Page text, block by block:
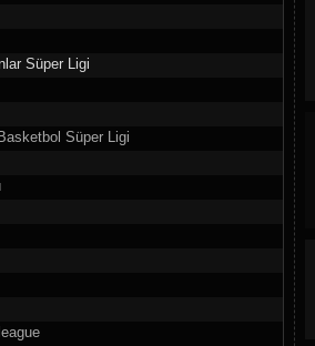
Süper Ligi
Süper Ligi